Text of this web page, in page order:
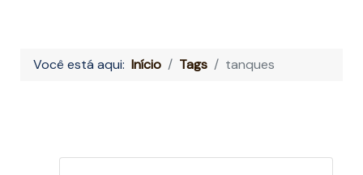
Você está aqui: Início Tags tanques